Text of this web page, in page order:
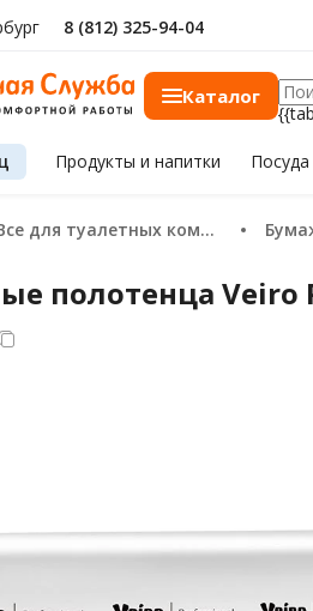
8 (812) 325-94-04
Каталог
Продуктыи напитки Посуда
Все для туалетных комнат
полотенца Veiro